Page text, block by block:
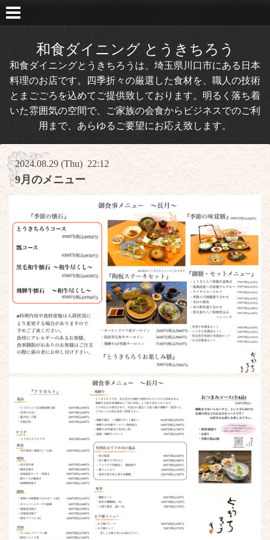
和食ダイニング とうきちろう
和食ダイニングとうきちろうは、埼玉県川口市にある日本
料理のお店です。四季折々の厳選した食材を、職人の技術
とまごごろを込めてご提供致しております。明るく落ち着
いた雰囲気の空間で、ご家族の会食からビジネスでのご利
用まで、あらゆるご要望にお応え致します。
2024.08.29 (Thu) 22:12
9月のメニュー